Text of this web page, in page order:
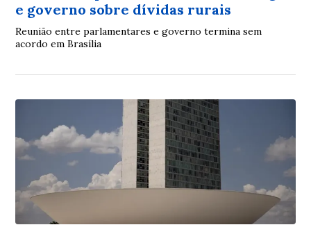
e governo sobre dívidas rurais
Reunião entre parlamentares e governo termina sem
acordo em Brasília